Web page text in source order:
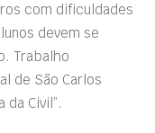
com dificuldades
devem se
Trabalho
de São Carlos
da Civil”.